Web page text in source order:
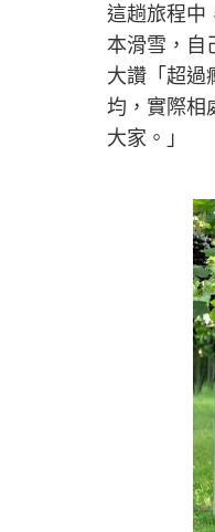
這趟旅程中
本滑雪，自
大讚「超過
均，實際相
大家。」